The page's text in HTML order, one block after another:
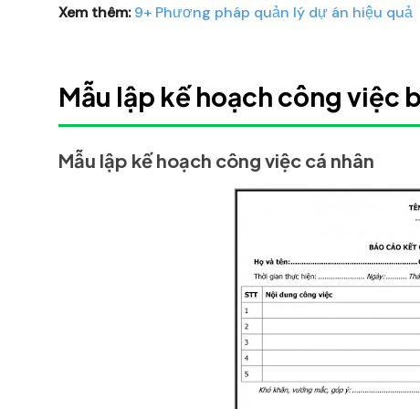
Xem thêm: 9+ Phương pháp quản lý dự án hiệu quả
Mẫu lập kế hoạch công việc
Mẫu lập kế hoạch công việc cá nhân